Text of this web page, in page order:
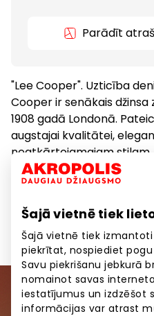
Šajā vietnē tiek
Šajā vietnē tiek
piekrītat, nospiediet pogu
Savu piekrišanu jebkurā
nomainot savas
iestatījumus un izdzēšot
informācijas var atrast
Parādīt
"Lee Cooper". Uzticība
Cooper ir senākais
1908 gadā Londonā.
augstajai kvalitātei,
neatkārtojamajam
starp līderiem džinsu
Apģērbs Preces